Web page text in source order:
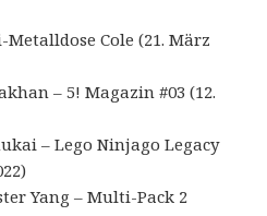
Metalldose Cole (21. März
– 5! Magazin #03 (12.
– Lego Ninjago Legacy
Yang – Multi-Pack 2